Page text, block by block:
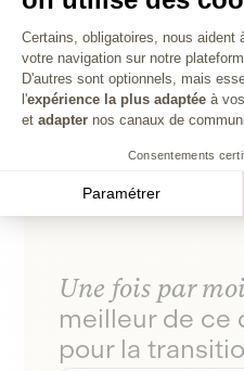
Une fois par
meilleur de ce
pour la
Plateforme de
Certains, obligatoires, nous aident
votre navigation sur notre
D'autres sont optionnels, mais
l'expérience la plus adaptée à
et adapter nos canaux de
Consentements
Paramétrer
Axeptio